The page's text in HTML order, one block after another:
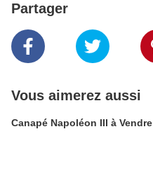
Partager
Vous aimerez aussi
Canapé Napoléon III à Vendre